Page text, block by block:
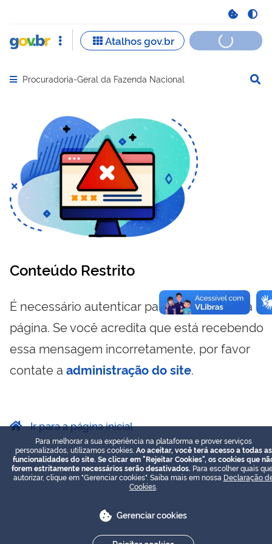
Abrir menu principal de navegação
Procuradoria-Geral da Fazenda Nacional
Conteúdo Restrito
É necessário autenticar para visualizar essa
página. Se você acredita que está recebendo
essa mensagem incorretamente, por favor
contate a administração do site.
Ir para a página inicial
Para melhorar a sua experiência na plataforma e prover serviços
personalizados, utilizamos cookies. Ao aceitar, você terá acesso a todas as
funcionalidades do site. Se clicar em "Rejeitar Cookies", os cookies que
forem estritamente necessários serão desativados. Para escolher quais
autorizar, clique em "Gerenciar cookies". Saiba mais em nossa Declaração
Cookies
Gerenciar cookies